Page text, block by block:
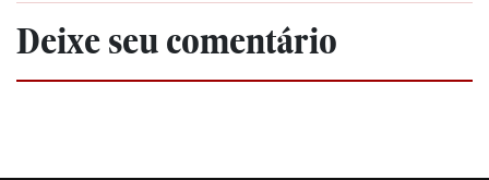
Deixe seu comentário